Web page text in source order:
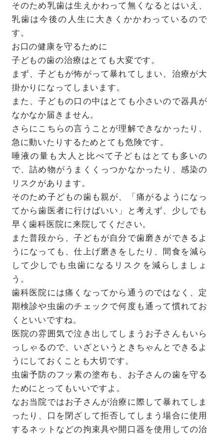
そのため乳歯は生えかわって無くなるとはいえ、
乳歯は今後の人生に大きくかかわっているので
す。
お口の健康を守るために
子どもの歯の治療はとても大変です。
まず、子どもが怖がって暴れてしまい、治療が大
掛かりになってしまいます。
また、子どもの口の中はとても小さいので器具が
なかなか届きません。
さらにこちらの言うことが理解できなかったり、
急に動いたりするためとても危険です。
唾液の量も大人と比べて子どもはとても多いの
で、詰め物がうまくくっつかなかったり、感染の
リスクがあります。
そのため子どもの歯も親が、「痛がるようになっ
てから歯医者に行けばいい」と考えず、少しでも
早く歯科医院に来院してください。
また普段から、子どもが自分で歯磨きができるよ
うになっても、仕上げ磨きをしたり、間食を減ら
して少しでも虫歯になるリスクを減らしましょ
う。
歯科医院には痛くなってから通うのではなく、定
期検診や虫歯のチェックで何度も通って慣れてお
くといいですね。
医院の雰囲気で泣き出してしまうお子さんもいら
っしゃるので、いざというときちゃんとできるよ
うにしておくことも大切です。
虫歯予防のフッ素の塗布も、お子さんの歯を守る
ためにとってもいいですよ。
なお当院ではお子さんが治療に際して暴れてしま
ったり、口を閉ざして拒否してしまう場合に使用
するネットなどの拘束具や開口器を使用しての治